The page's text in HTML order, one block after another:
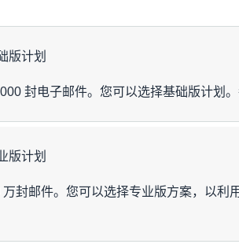
价格
每次验证 0.01 USD；自动验证 0.01 USD/1000 次
USD/月/租户 + 0.005 USD/ 1000 封电子邮
版计划
封电子邮件。您可以选择基础版计划。
项目
） 250000 ×
版计划
封邮件。您可以选择专业版方案，以